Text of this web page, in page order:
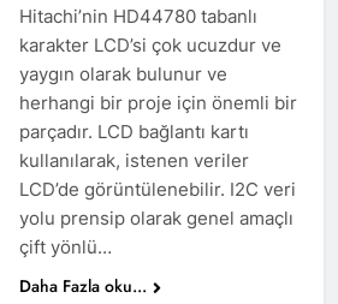
Hitachi’nin HD44780 tabanlı
karakter LCD’si çok ucuzdur ve
yaygın olarak bulunur ve
herhangi bir proje için önemli bir
parçadır. LCD bağlantı kartı
kullanılarak, istenen veriler
LCD’de görüntülenebilir. I2C veri
yolu prensip olarak genel amaçlı
çift yönlü…
Daha Fazla oku...